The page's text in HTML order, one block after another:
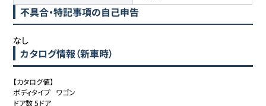
不具合・特記事項の自己申告
なし
カタログ情報（新車時）
【カタログ値】
ボディタイプ	ワゴン
ドア数	5ドア